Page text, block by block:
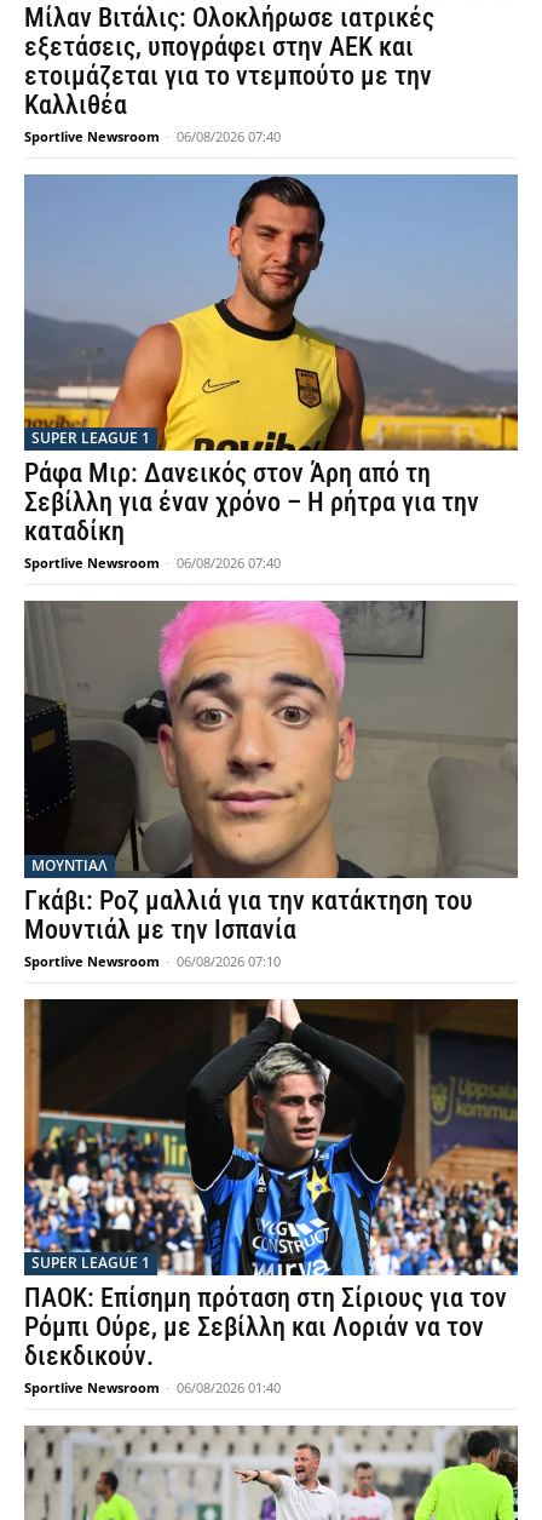
Μίλαν Βιτάλις: Ολοκλήρωσε ιατρικές
εξετάσεις, υπογράφει στην ΑΕΚ και
ετοιμάζεται για το ντεμπούτο με την
Καλλιθέα
Sportlive Newsroom - 06/08/2026 07:40
SUPER LEAGUE 1
Ράφα Μιρ: Δανεικός στον Άρη από τη
Σεβίλλη για έναν χρόνο – Η ρήτρα για την
καταδίκη
Sportlive Newsroom - 06/08/2026 07:40
ΜΟΥΝΤΙΆΛ
Γκάβι: Ροζ μαλλιά για την κατάκτηση του
Μουντιάλ με την Ισπανία
Sportlive Newsroom - 06/08/2026 07:10
SUPER LEAGUE 1
ΠΑΟΚ: Επίσημη πρόταση στη Σίριους για τον
Ρόμπι Ούρε, με Σεβίλλη και Λοριάν να τον
διεκδικούν.
Sportlive Newsroom - 06/08/2026 01:40